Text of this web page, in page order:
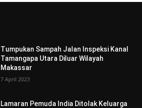
Tumpukan Sampah Jalan Inspeksi Kanal
Tamangapa Utara Diluar Wilayah
Makassar
7 April 2023
Lamaran Pemuda India Ditolak Keluarga